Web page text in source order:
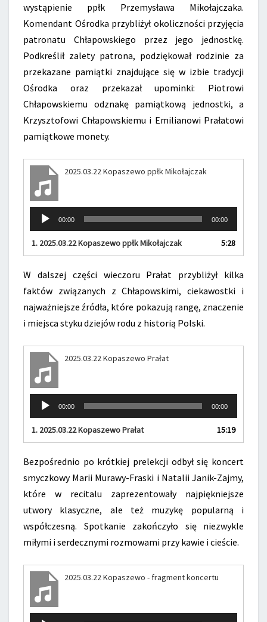
wystąpienie ppłk Przemysława Mikołajczaka.
Komendant Ośrodka przybliżył okoliczności przyjęcia
patronatu Chłapowskiego przez jego jednostkę.
Podkreślił zalety patrona, podziękował rodzinie za
przekazane pamiątki znajdujące się w izbie tradycji
Ośrodka oraz przekazał upominki: Piotrowi
Chłapowskiemu odznakę pamiątkową jednostki, a
Krzysztofowi Chłapowskiemu i Emilianowi Prałatowi
pamiątkowe monety.
2025.03.22 Kopaszewo ppłk Mikołajczak
Odtwarzacz
plików
dźwiękowych
00:00 00:00
1. 2025.03.22 Kopaszewo ppłk Mikołajczak 5:28
W dalszej części wieczoru Prałat przybliżył kilka
faktów związanych z Chłapowskimi, ciekawostki i
najważniejsze źródła, które pokazują rangę, znaczenie
i miejsca styku dziejów rodu z historią Polski.
2025.03.22 Kopaszewo Prałat
Odtwarzacz
plików
dźwiękowych
00:00 00:00
1. 2025.03.22 Kopaszewo Prałat 15:19
Bezpośrednio po krótkiej prelekcji odbył się koncert
smyczkowy Marii Murawy-Fraski i Natalii Janik-Zajmy,
które w recitalu zaprezentowały najpiękniejsze
utwory klasyczne, ale też muzykę popularną i
współczesną. Spotkanie zakończyło się niezwykle
miłymi i serdecznymi rozmowami przy kawie i cieście.
2025.03.22 Kopaszewo - fragment koncertu
Odtwarzacz